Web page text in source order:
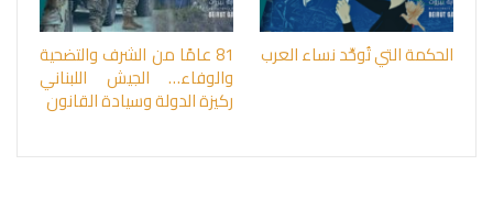
الحكمة التي تُوحِّد نساء العرب 81 عامًا من الشرف والتضحية
والوفاء… الجيش اللبناني
ركيزة الدولة وسيادة القانون